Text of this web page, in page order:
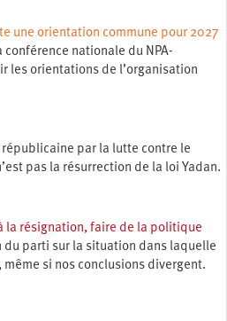
une orientation commune pour 2027
conférence nationale du NPA-
les orientations de l’organisation
par la lutte contre le
pas la résurrection de la loi Yadan.
la résignation, faire de la politique
du parti sur la situation dans laquelle
si nos conclusions divergent.